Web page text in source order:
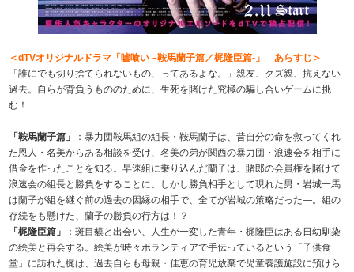
＜dTVオリジナルドラマ「嘘喰い –鞍馬蘭子篇／梶隆臣篇-」 あらすじ＞
「誰にでも切り捨てられないもの、ってあるよな。」親友、クズ親、抗えない
過去。自らが背負うもののために、生死を賭けた究極の騙し合いゲームに挑
む！
「鞍馬蘭子篇」
：暴力団鞍馬組の組長・鞍馬蘭子は、昔自分の命を救ってくれ
た恩人・名美からある相談を受け、名美の弟が関西の暴力団・浪速会を相手に
借金を作ったことを知る。早速組に乗り込んだ蘭子は、賭郎の会員権を賭けて
浪速会の組長と勝負をすることに。しかし勝負相手として現れた男・岩城一馬
は蘭子が組を継ぐ前の過去の因縁の相手で、全てが岩城の策略だった—。組の
存続をも懸けた、蘭子の勝負の行方は！？
「梶隆臣篇」
：斑目貘と出会い、人生が一変した青年・梶隆臣はある日幼馴染
の絵美と再会する。絵美が時々ボランティアで手伝っているという「子供食
堂」に訪れた梶は、過去自らも母親・佳恵の育児放棄で児童養護施設に預けら